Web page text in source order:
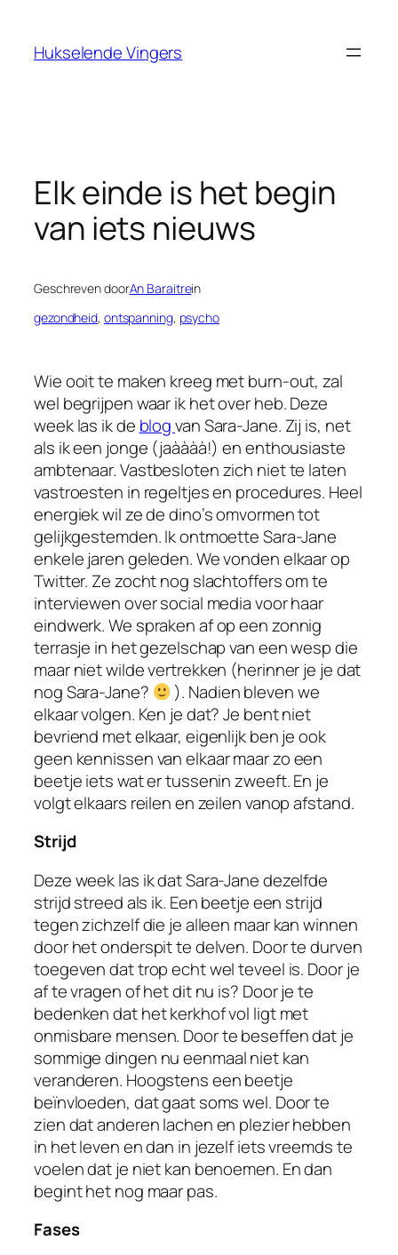
Hukselende Vingers
Elk einde is het begin
van iets nieuws
Geschreven doorAn Baraitrein
gezondheid, ontspanning, psycho
Wie ooit te maken kreeg met burn-out, zal
wel begrijpen waar ik het over heb. Deze
week las ik de blogvan Sara-Jane. Zij is, net
als ik een jonge (jaàààà!) en enthousiaste
ambtenaar. Vastbesloten zich niet te laten
vastroesten in regeltjes en procedures. Heel
energiek wil ze de dino’s omvormen tot
gelijkgestemden. Ik ontmoette Sara-Jane
enkele jaren geleden. We vonden elkaar op
Twitter. Ze zocht nog slachtoffers om te
interviewen over social media voor haar
eindwerk. We spraken af op een zonnig
terrasje in het gezelschap van een wesp die
maar niet wilde vertrekken (herinner je je dat
nog Sara-Jane?
). Nadien bleven we
elkaar volgen. Ken je dat? Je bent niet
bevriend met elkaar, eigenlijk ben je ook
geen kennissen van elkaar maar zo een
beetje iets wat er tussenin zweeft. En je
volgt elkaars reilen en zeilen vanop afstand.
Strijd
Deze week las ik dat Sara-Jane dezelfde
strijd streed als ik. Een beetje een strijd
tegen zichzelf die je alleen maar kan winnen
door het onderspit te delven. Door te durven
toegeven dat trop echt wel teveel is. Door je
af te vragen of het dit nu is? Door je te
bedenken dat het kerkhof vol ligt met
onmisbare mensen. Door te beseffen dat je
sommige dingen nu eenmaal niet kan
veranderen. Hoogstens een beetje
beïnvloeden, dat gaat soms wel. Door te
zien dat anderen lachen en plezier hebben
in het leven en dan in jezelf iets vreemds te
voelen dat je niet kan benoemen. En dan
begint het nog maar pas.
Fases